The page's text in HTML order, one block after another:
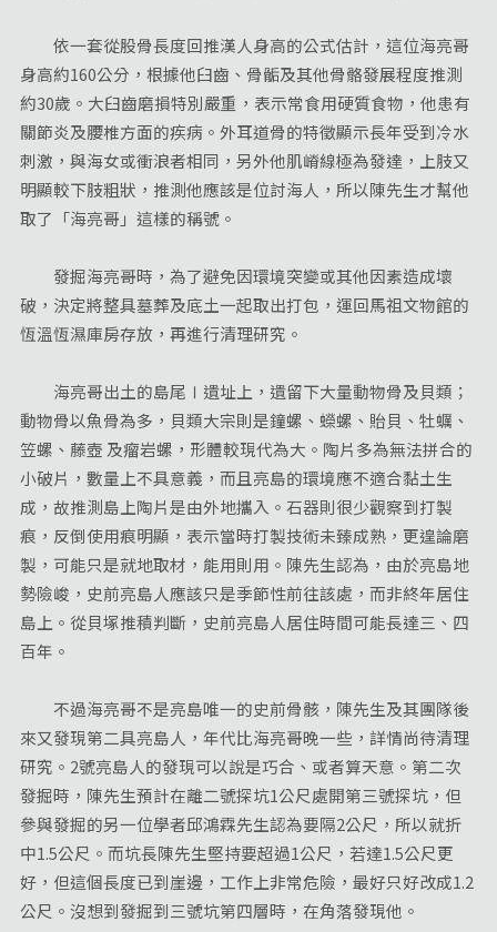
依一套從股骨長度回推漢人身高的公式估計，這位海亮哥
身高約160公分，根據他臼齒、骨骺及其他骨骼發展程度推測
約30歲。大臼齒磨損特別嚴重，表示常食用硬質食物，他患有
關節炎及腰椎方面的疾病。外耳道骨的特徵顯示長年受到冷水
刺激，與海女或衝浪者相同，另外他肌嵴線極為發達，上肢又
明顯較下肢粗狀，推測他應該是位討海人，所以陳先生才幫他
取了「海亮哥」這樣的稱號。
發掘海亮哥時，為了避免因環境突變或其他因素造成壞
破，決定將整具墓葬及底土一起取出打包，運回馬祖文物館的
恆溫恆濕庫房存放，再進行清理研究。
海亮哥出土的島尾Ⅰ遺址上，遺留下大量動物骨及貝類；
動物骨以魚骨為多，貝類大宗則是鐘螺、蠑螺、貽貝、牡蠣、
笠螺、藤壺 及瘤岩螺，形體較現代為大。陶片多為無法拼合的
小破片，數量上不具意義，而且亮島的環境應不適合黏土生
成，故推測島上陶片是由外地攜入。石器則很少觀察到打製
痕，反倒使用痕明顯，表示當時打製技術未臻成熟，更遑論磨
製，可能只是就地取材，能用則用。陳先生認為，由於亮島地
勢險峻，史前亮島人應該只是季節性前往該處，而非終年居住
島上。從貝塚推積判斷，史前亮島人居住時間可能長達三、四
百年。
不過海亮哥不是亮島唯一的史前骨骸，陳先生及其團隊後
來又發現第二具亮島人，年代比海亮哥晚一些，詳情尚待清理
研究。2號亮島人的發現可以說是巧合、或者算天意。第二次
發掘時，陳先生預計在離二號探坑1公尺處開第三號探坑，但
參與發掘的另一位學者邱鴻霖先生認為要隔2公尺，所以就折
中1.5公尺。而坑長陳先生堅持要超過1公尺，若達1.5公尺更
好，但這個長度已到崖邊，工作上非常危險，最好只好改成1.2
公尺。沒想到發掘到三號坑第四層時，在角落發現他。